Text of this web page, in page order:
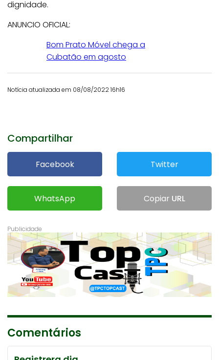
dignidade.
ANUNCIO OFICIAL:
Bom Prato Móvel chega a
Cubatão em agosto
Notícia atualizada em 08/08/2022 16h16
Compartilhar
Facebook Twitter
WhatsApp Copiar URL
Comentários